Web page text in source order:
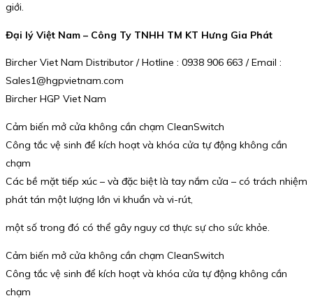
giới.
Đại lý Việt Nam – Công Ty TNHH TM KT Hưng Gia Phát
Bircher Viet Nam Distributor / Hotline : 0938 906 663 / Email :
Sales1@hgpvietnam.com
Bircher HGP Viet Nam
Cảm biến mở cửa không cần chạm CleanSwitch
Công tắc vệ sinh để kích hoạt và khóa cửa tự động không cần
chạm
Các bề mặt tiếp xúc – và đặc biệt là tay nắm cửa – có trách nhiệm
phát tán một lượng lớn vi khuẩn và vi-rút,
một số trong đó có thể gây nguy cơ thực sự cho sức khỏe.
Cảm biến mở cửa không cần chạm CleanSwitch
Công tắc vệ sinh để kích hoạt và khóa cửa tự động không cần
chạm